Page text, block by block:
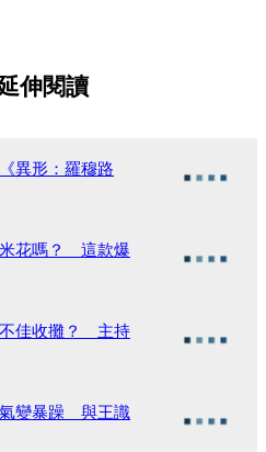
伸閱讀
異形：羅穆路
花嗎？ 這款爆
不佳收攤？ 主持
變暴躁 與王識